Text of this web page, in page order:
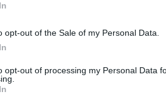
opt-out of the Sale of my Personal Data.
opt-out of processing my Personal Data